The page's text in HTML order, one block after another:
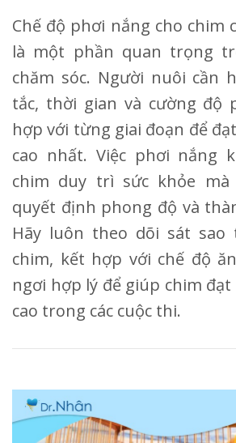
Chế độ phơi nắng cho chim
là một phần quan trọng
chăm sóc. Người nuôi cần
tắc, thời gian và cường độ
hợp với từng giai đoạn để
cao nhất. Việc phơi nắng
chim duy trì sức khỏe
quyết định phong độ và
Hãy luôn theo dõi sát sao
chim, kết hợp với chế độ
ngơi hợp lý để giúp chim
cao trong các cuộc thi.